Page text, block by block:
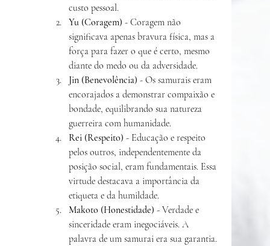
custo pessoal.
Yu (Coragem) - Coragem não
significava apenas bravura física, mas a
força para fazer o que é certo, mesmo
diante do medo ou da adversidade.
Jin (Benevolência) - Os samurais eram
encorajados a demonstrar compaixão e
bondade, equilibrando sua natureza
guerreira com humanidade.
Rei (Respeito) - Educação e respeito
pelos outros, independentemente da
posição social, eram fundamentais. Essa
virtude destacava a importância da
etiqueta e da humildade.
Makoto (Honestidade) - Verdade e
sinceridade eram inegociáveis. A
palavra de um samurai era sua garantia.